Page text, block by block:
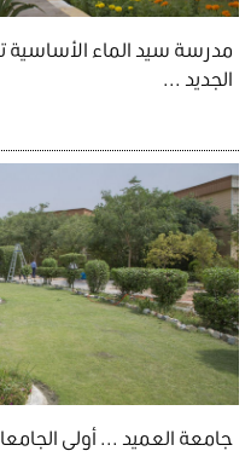
مدرسة سيد الماء الأساسية
الجديد ...
جامعة العميد ... أولى